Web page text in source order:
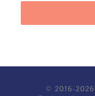
© 2016-2026